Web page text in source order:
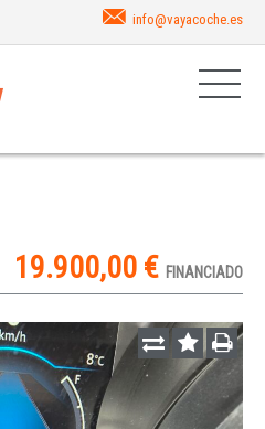
info@vayacoche.es
19.900,00 € FINANCIADO